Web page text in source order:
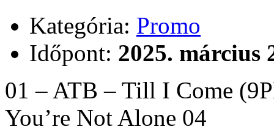
Kategória: Promo
Időpont: 2025. március
01 – ATB – Till I Come
You’re Not Alone 04